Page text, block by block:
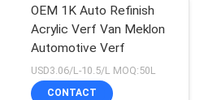
OEM 1K Auto Refinish
Acrylic Verf Van Meklon
Automotive Verf
USD3.06/L-10.5/L MOQ:50L
CONTACT